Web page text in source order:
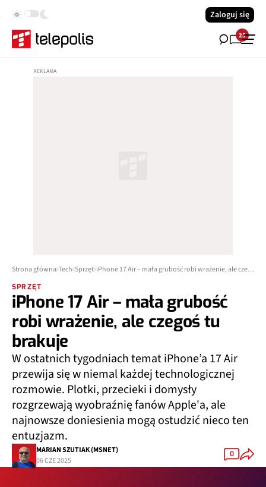
Zaloguj się
25
Strona główna Tech Sprzęt iPhone 17 Air – mała grubość robi wrażenie, ale czegoś tu brakuje
SPRZĘT
iPhone 17 Air – mała grubość
robi wrażenie, ale czegoś tu
brakuje
W ostatnich tygodniach temat iPhone’a 17 Air
przewija się w niemal każdej technologicznej
rozmowie. Plotki, przecieki i domysły
rozgrzewają wyobraźnię fanów Apple'a, ale
najnowsze doniesienia mogą ostudzić nieco ten
entuzjazm.
MARIAN SZUTIAK (MSNET)
06 CZE 2025
0